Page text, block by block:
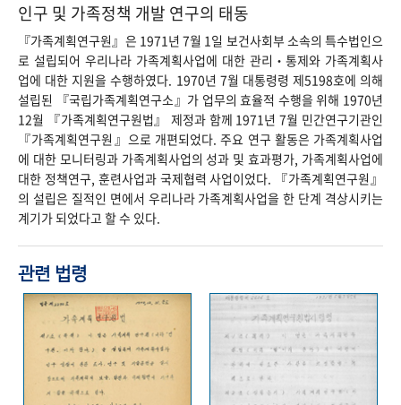
인구 및 가족정책 개발 연구의 태동
『가족계획연구원』은 1971년 7월 1일 보건사회부 소속의 특수법인으
로 설립되어 우리나라 가족계획사업에 대한 관리‧통제와 가족계획사
업에 대한 지원을 수행하였다. 1970년 7월 대통령령 제5198호에 의해
설립된 『국립가족계획연구소』가 업무의 효율적 수행을 위해 1970년
12월 『가족계획연구원법』 제정과 함께 1971년 7월 민간연구기관인
『가족계획연구원』으로 개편되었다. 주요 연구 활동은 가족계획사업
에 대한 모니터링과 가족계획사업의 성과 및 효과평가, 가족계획사업에
대한 정책연구, 훈련사업과 국제협력 사업이었다. 『가족계획연구원』
의 설립은 질적인 면에서 우리나라 가족계획사업을 한 단계 격상시키는
계기가 되었다고 할 수 있다.
관련 법령